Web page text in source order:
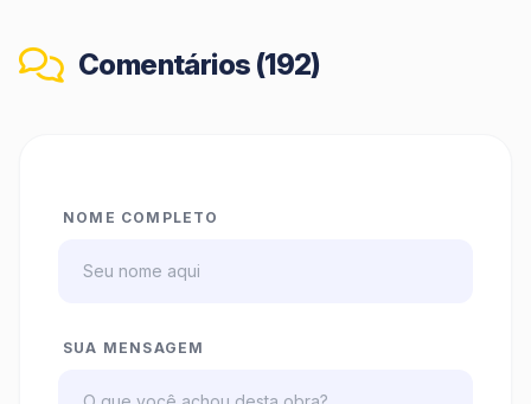
Comentários (192)
NOME COMPLETO
SUA MENSAGEM